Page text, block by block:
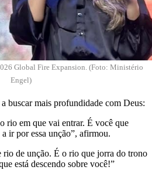
Global Fire Expansion. (Foto: Ministério
Engel)
buscar mais profundidade com Deus:
rio em que vai entrar. É você que
ir por essa unção”, afirmou.
rio de unção. É o rio que jorra do trono
está descendo sobre você!”